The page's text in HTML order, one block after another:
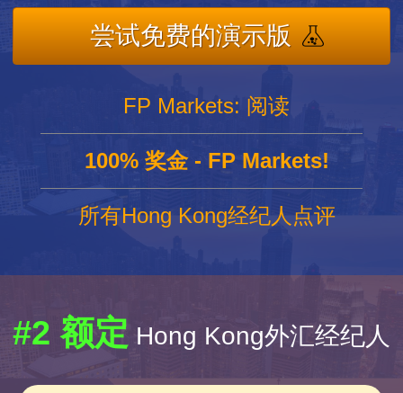
尝试免费的演示版
FP Markets: 阅读
100% 奖金 - FP Markets!
所有Hong Kong经纪人点评
#2 额定 Hong Kong外汇经纪人